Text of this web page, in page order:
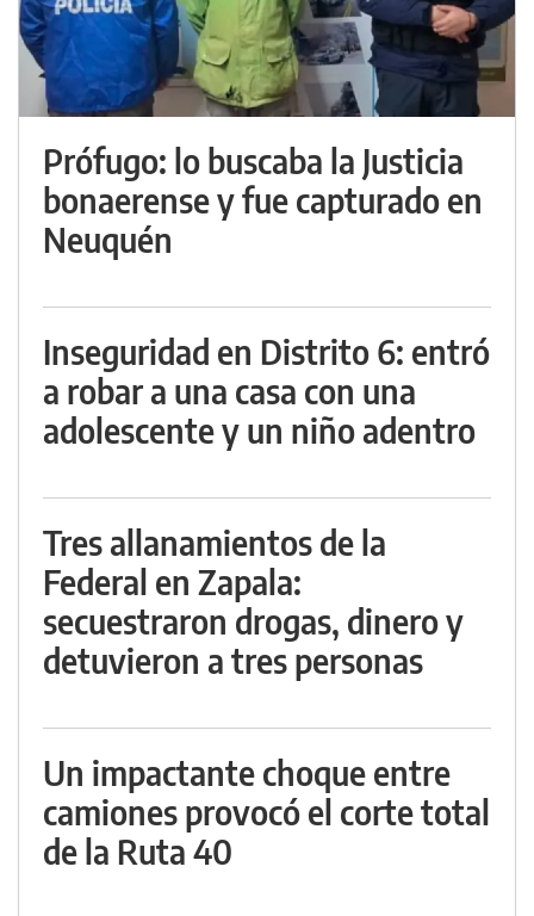
Prófugo: lo buscaba la Justicia
bonaerense y fue capturado en
Neuquén
Inseguridad en Distrito 6: entró
a robar a una casa con una
adolescente y un niño adentro
Tres allanamientos de la
Federal en Zapala:
secuestraron drogas, dinero y
detuvieron a tres personas
Un impactante choque entre
camiones provocó el corte total
de la Ruta 40